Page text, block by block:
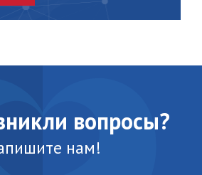
вопросы?
нам!